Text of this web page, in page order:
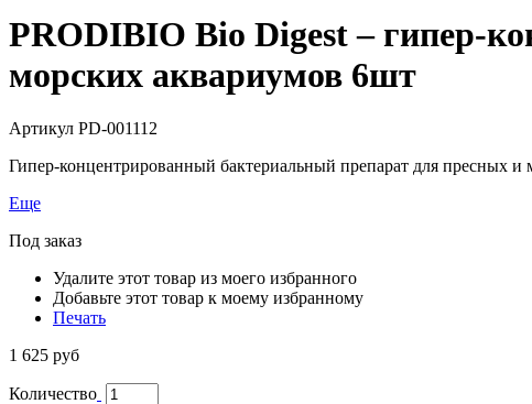
PRODIBIO Bio Digest – гипер-
морских аквариумов 6шт
Артикул PD-001112
Гипер-концентрированный бактериальный препарат для пресных и
Еще
Под заказ
Удалите этот товар из моего избранного
Добавьте этот товар к моему избранному
Печать
1 625 руб
Количество